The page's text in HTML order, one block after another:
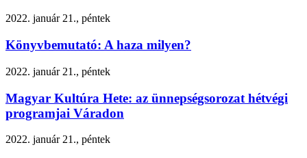
2022. január 21., péntek
Könyvbemutató: A haza milyen?
2022. január 21., péntek
Magyar Kultúra Hete: az ünnepségsorozat hétvégi
programjai Váradon
2022. január 21., péntek